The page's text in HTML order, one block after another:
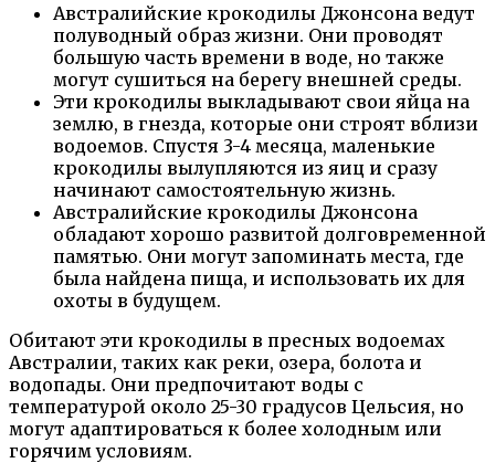
Австралийские крокодилы Джонсона ведут
полуводный образ жизни. Они проводят
большую часть времени в воде, но также
могут сушиться на берегу внешней среды.
Эти крокодилы выкладывают свои яйца на
землю, в гнезда, которые они строят вблизи
водоемов. Спустя 3-4 месяца, маленькие
крокодилы вылупляются из яиц и сразу
начинают самостоятельную жизнь.
Австралийские крокодилы Джонсона
обладают хорошо развитой долговременной
памятью. Они могут запоминать места, где
была найдена пища, и использовать их для
охоты в будущем.
Обитают эти крокодилы в пресных водоемах
Австралии, таких как реки, озера, болота и
водопады. Они предпочитают воды с
температурой около 25-30 градусов Цельсия, но
могут адаптироваться к более холодным или
горячим условиям.